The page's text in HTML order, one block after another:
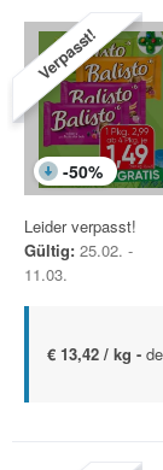
Verpasst!
-50%
Leider verpasst!
Gültig: 25.02. -
11.03.
€ 13,42 / kg -